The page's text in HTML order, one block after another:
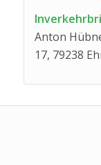
Anton
17, 79238